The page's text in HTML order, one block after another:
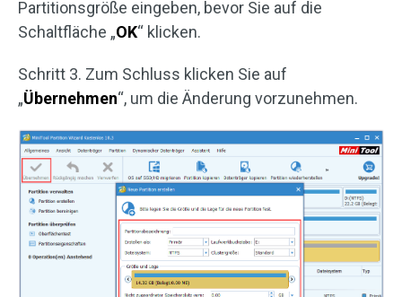
Partitionsgröße eingeben, bevor Sie auf die
Schaltfläche „OK“ klicken.
Schritt 3. Zum Schluss klicken Sie auf
„Übernehmen“, um die Änderung vorzunehmen.